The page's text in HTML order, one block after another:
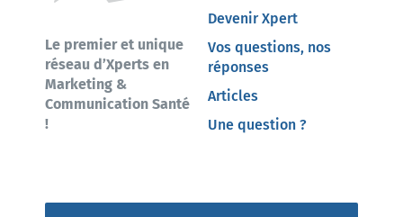
Le premier et unique
réseau d’Xperts en
Marketing &
Communication Santé
!
Devenir Xpert
Vos questions, nos
réponses
Articles
Une question ?